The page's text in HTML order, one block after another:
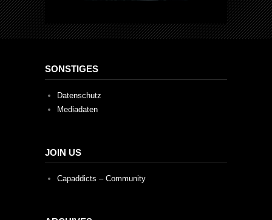
SONSTIGES
Datenschutz
Mediadaten
JOIN US
Capaddicts – Community